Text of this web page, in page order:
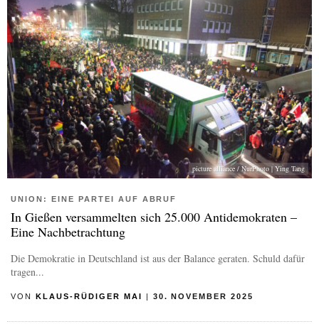
picture alliance / NurPhoto | Ying Tang
UNION: EINE PARTEI AUF ABRUF
In Gießen versammelten sich 25.000 Antidemokraten –
Eine Nachbetrachtung
Die Demokratie in Deutschland ist aus der Balance geraten. Schuld dafür
tragen...
VON KLAUS-RÜDIGER MAI 30. NOVEMBER 2025